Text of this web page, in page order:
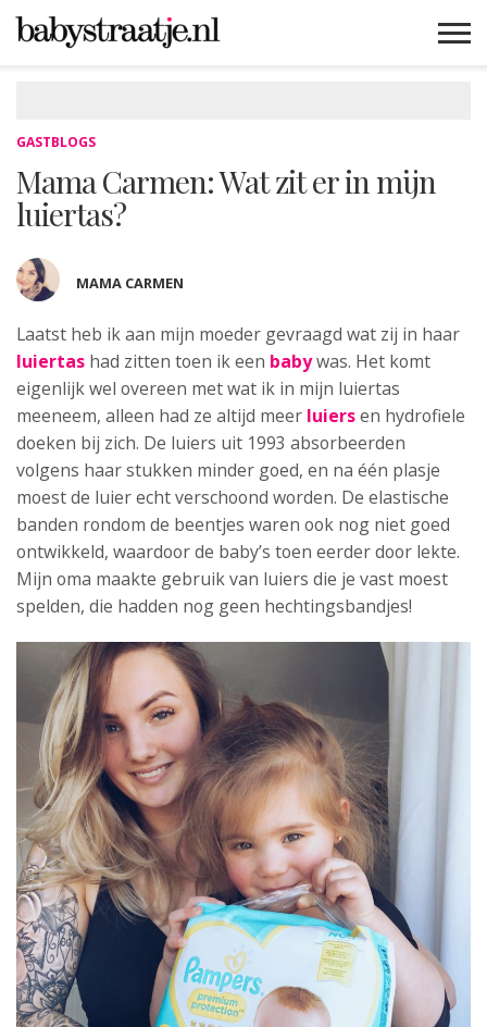
GASTBLOGS
Mama Carmen: Wat zit er in mijn
luiertas?
MAMA CARMEN
Laatst heb ik aan mijn moeder gevraagd wat zij in haar
luiertas had zitten toen ik een babywas. Het komt
eigenlijk wel overeen met wat ik in mijn luiertas
meeneem, alleen had ze altijd meer luiersen hydrofiele
doeken bij zich. De luiers uit 1993 absorbeerden
volgens haar stukken minder goed, en na één plasje
moest de luier echt verschoond worden. De elastische
banden rondom de beentjes waren ook nog niet goed
ontwikkeld, waardoor de baby’s toen eerder door lekte.
Mijn oma maakte gebruik van luiers die je vast moest
spelden, die hadden nog geen hechtingsbandjes!